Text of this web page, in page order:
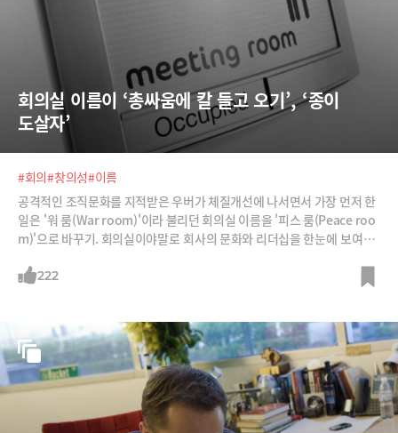
회의실 이름이 ‘총싸움에 칼 들고 오기’, ‘종이
도살자’
#회의#창의성#이름
공격적인 조직문화를 지적받은 우버가 체질개선에 나서면서 가장 먼저 한
일은 '워 룸(War room)'이라 불리던 회의실 이름을 '피스 룸(Peace roo
m)'으로 바꾸기. 회의실이야말로 회사의 문화와 리더십을 한눈에 보여주
222